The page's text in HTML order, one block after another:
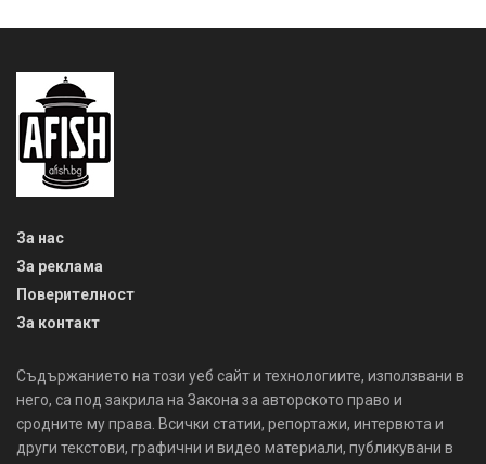
За нас
За реклама
Поверителност
За контакт
Съдържанието на този уеб сайт и технологиите, използвани в
него, са под закрила на Закона за авторското право и
сродните му права. Всички статии, репортажи, интервюта и
други текстови, графични и видео материали, публикувани в